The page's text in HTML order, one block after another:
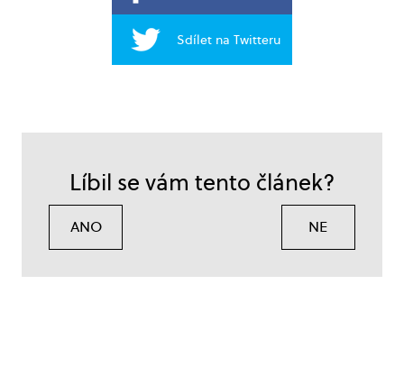
Sdílet na Twitteru
Líbil se vám tento článek?
ANO NE